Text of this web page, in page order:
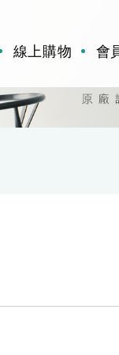
線上購物 會